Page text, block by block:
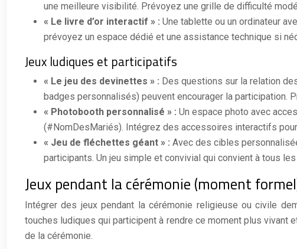
une meilleure visibilité. Prévoyez une grille de difficulté
« Le livre d’or interactif » : Une tablette ou un ordinateur
prévoyez un espace dédié et une assistance technique si
Jeux ludiques et participatifs
« Le jeu des devinettes » : Des questions sur la relation
badges personnalisés) peuvent encourager la participation.
« Photobooth personnalisé » : Un espace photo avec
(#NomDesMariés). Intégrez des accessoires interactifs
« Jeu de fléchettes géant » : Avec des cibles
participants. Un jeu simple et convivial qui convient à tous
Jeux pendant la cérémonie (moment
Intégrer des jeux pendant la cérémonie religieuse ou civile
touches ludiques qui participent à rendre ce moment plus vivant
de la cérémonie.